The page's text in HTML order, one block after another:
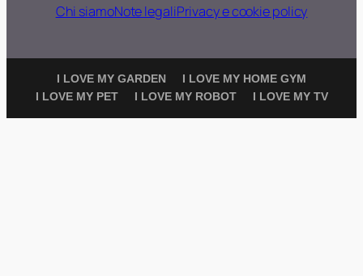
Chi siamoNote legaliPrivacy e cookie policy
I LOVE MY GARDEN
I LOVE MY HOME GYM
I LOVE MY PET
I LOVE MY ROBOT I LOVE MY TV